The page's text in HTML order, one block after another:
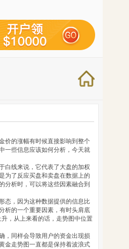
价的涨幅有时候直接影响到整个
一些信息应该如何分析，今天就
白线来说，它代表了大盘的加权
为了反应买盘和卖盘在数据上的
分析时，可以将这些因素融合到
态，因为这种数据提供的信息比
析的一个重要因素，有时头肩底
，从上来看的话，走势图中位置
，同样会导致用户的资金出现损
金走势图一直都是保持着波浪式